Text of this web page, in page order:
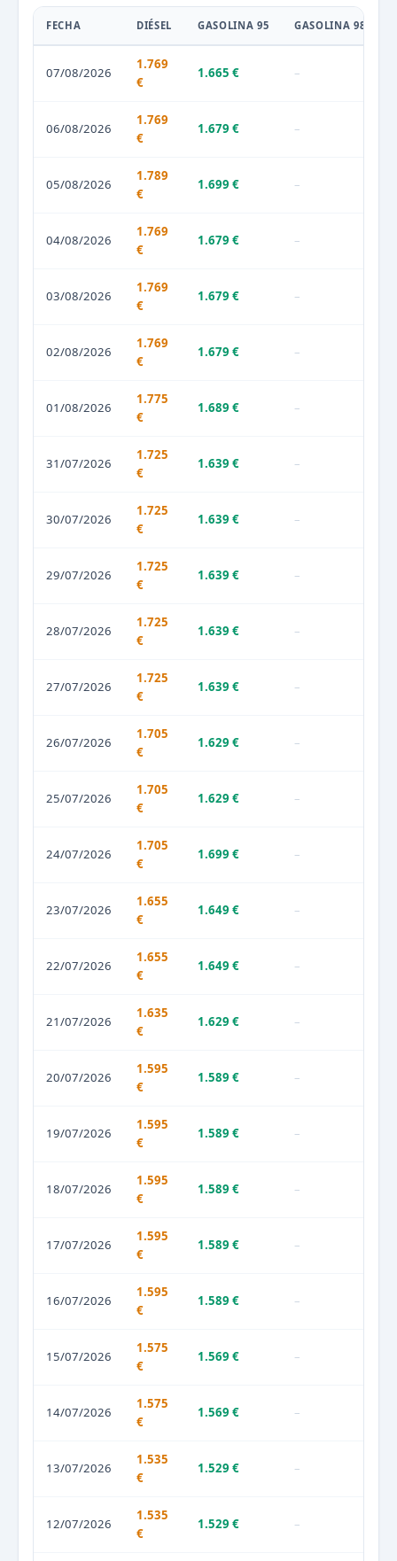
FECHA DIÉSEL GASOLINA 95 GASOLINA 98
07/08/2026
1.769
€
1.665 € –
06/08/2026
1.769
€
1.679 € –
05/08/2026
1.789
€
1.699 € –
04/08/2026
1.769
€
1.679 € –
03/08/2026
1.769
€
1.679 € –
02/08/2026
1.769
€
1.679 € –
01/08/2026
1.775
€
1.689 € –
31/07/2026
1.725
€
1.639 € –
30/07/2026
1.725
€
1.639 € –
29/07/2026
1.725
€
1.639 € –
28/07/2026
1.725
€
1.639 € –
27/07/2026
1.725
€
1.639 € –
26/07/2026
1.705
€
1.629 € –
25/07/2026
1.705
€
1.629 € –
24/07/2026
1.705
€
1.699 € –
23/07/2026
1.655
€
1.649 € –
22/07/2026
1.655
€
1.649 € –
21/07/2026
1.635
€
1.629 € –
20/07/2026
1.595
€
1.589 € –
19/07/2026
1.595
€
1.589 € –
18/07/2026
1.595
€
1.589 € –
17/07/2026
1.595
€
1.589 € –
16/07/2026
1.595
€
1.589 € –
15/07/2026
1.575
€
1.569 € –
14/07/2026
1.575
€
1.569 € –
13/07/2026
1.535
€
1.529 € –
12/07/2026
1.535
€
1.529 € –